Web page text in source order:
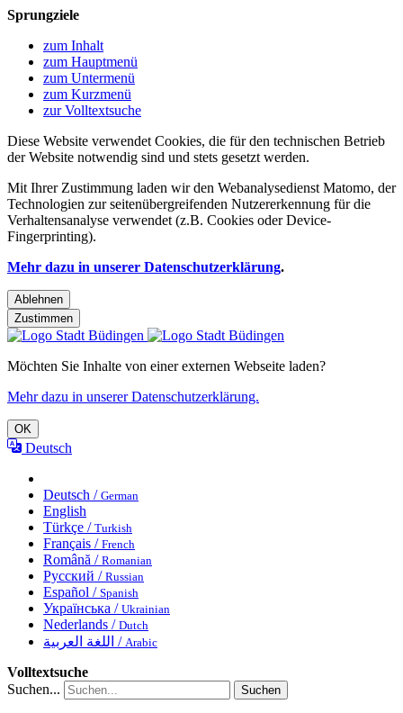
Sprungziele
zum Inhalt
zum Hauptmenü
zum Untermenü
zum Kurzmenü
zur Volltextsuche
Diese Website verwendet Cookies, die für den technischen Betrieb
der Website notwendig sind und stets gesetzt werden.
Mit Ihrer Zustimmung laden wir den Webanalysedienst Matomo, der
Technologien zur seitenübergreifenden Nutzererkennung für die
Verhaltensanalyse verwendet (z.B. Cookies oder Device-
Fingerprinting).
Mehr dazu in unserer Datenschutzerklärung.
Ablehnen
Zustimmen
Möchten Sie Inhalte von einer externen Webseite laden?
Mehr dazu in unserer Datenschutzerklärung.
OK
Deutsch
Deutsch / German
English
Türkçe / Turkish
Français / French
Română / Romanian
Русский / Russian
Español / Spanish
Українська / Ukrainian
Nederlands / Dutch
اللغة العربية / Arabic
Volltextsuche
Suchen...
Suchen